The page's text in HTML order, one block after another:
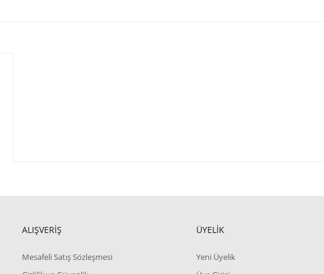
ALIŞVERİŞ
Mesafeli Satış Sözleşmesi
ÜYELİK
Yeni Üyelik